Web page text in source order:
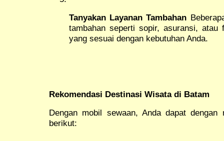
Tanyakan Layanan Tambahan
tambahan seperti sopir, asuransi, atau
yang sesuai dengan kebutuhan Anda.
Rekomendasi Destinasi Wisata di Batam
Dengan mobil sewaan, Anda dapat dengan
berikut: